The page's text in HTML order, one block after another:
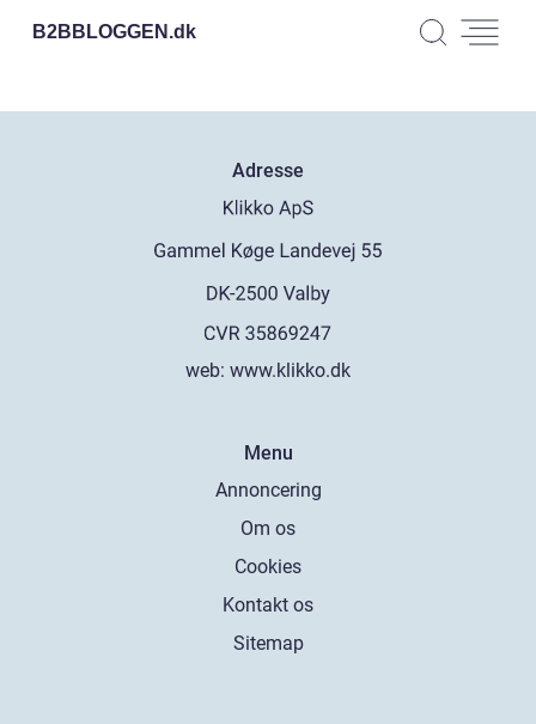
B2BBLOGGEN.dk
Adresse
web: www.klikko.dk
Menu
Annoncering
Om os
Cookies
Kontakt os
Sitemap